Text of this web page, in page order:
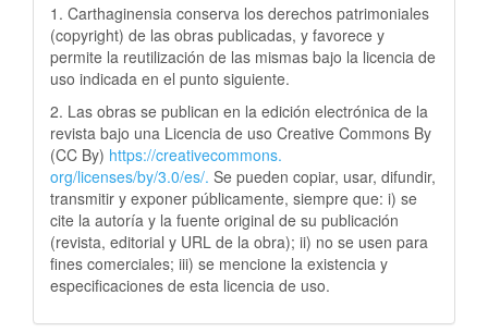
1. Carthaginensia conserva los derechos patrimoniales
(copyright) de las obras publicadas, y favorece y
permite la reutilización de las mismas bajo la licencia de
uso indicada en el punto siguiente.
2. Las obras se publican en la edición electrónica de la
revista bajo una Licencia de uso Creative Commons By
(CC By) https://creativecommons.
org/licenses/by/3.0/es/. Se pueden copiar, usar, difundir,
transmitir y exponer públicamente, siempre que: i) se
cite la autoría y la fuente original de su publicación
(revista, editorial y URL de la obra); ii) no se usen para
fines comerciales; iii) se mencione la existencia y
especificaciones de esta licencia de uso.